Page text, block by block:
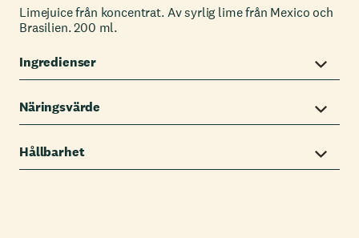
Limejuice från koncentrat. Av syrlig lime från Mexico och
Brasilien. 200 ml.
Ingredienser
Näringsvärde
Hållbarhet